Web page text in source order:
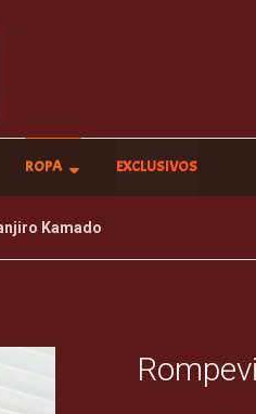
ROPA EXCLUSIVOS
Kamado